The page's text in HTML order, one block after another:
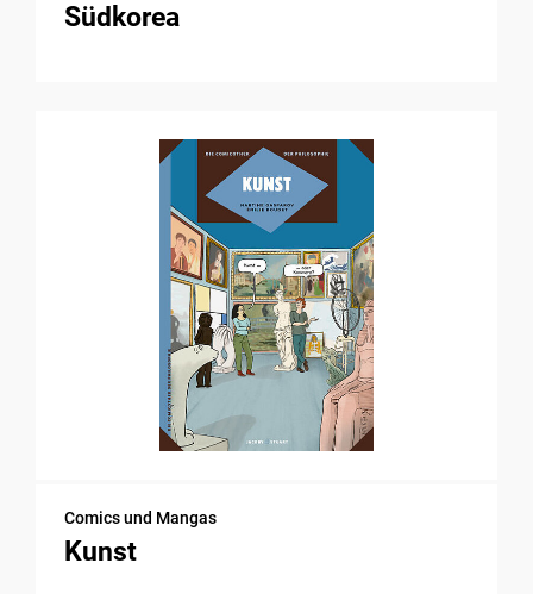
Südkorea
Comics und Mangas
Kunst